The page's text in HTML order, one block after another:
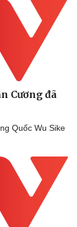
Cương đã
Quốc Wu Sike